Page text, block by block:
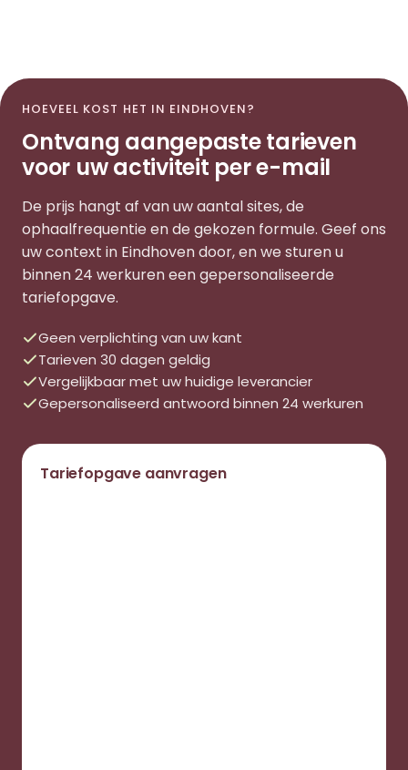
HOEVEEL KOST HET IN EINDHOVEN?
Ontvang aangepaste tarieven
voor uw activiteit per e-mail
De prijs hangt af van uw aantal sites, de
ophaalfrequentie en de gekozen formule. Geef ons
uw context in Eindhoven door, en we sturen u
binnen 24 werkuren een gepersonaliseerde
tariefopgave.
Geen verplichting van uw kant
Tarieven 30 dagen geldig
Vergelijkbaar met uw huidige leverancier
Gepersonaliseerd antwoord binnen 24 werkuren
Tariefopgave aanvragen